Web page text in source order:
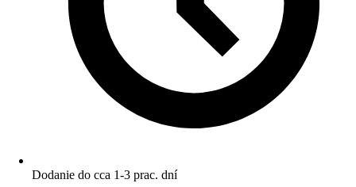
Dodanie do cca 1-3 prac. dní